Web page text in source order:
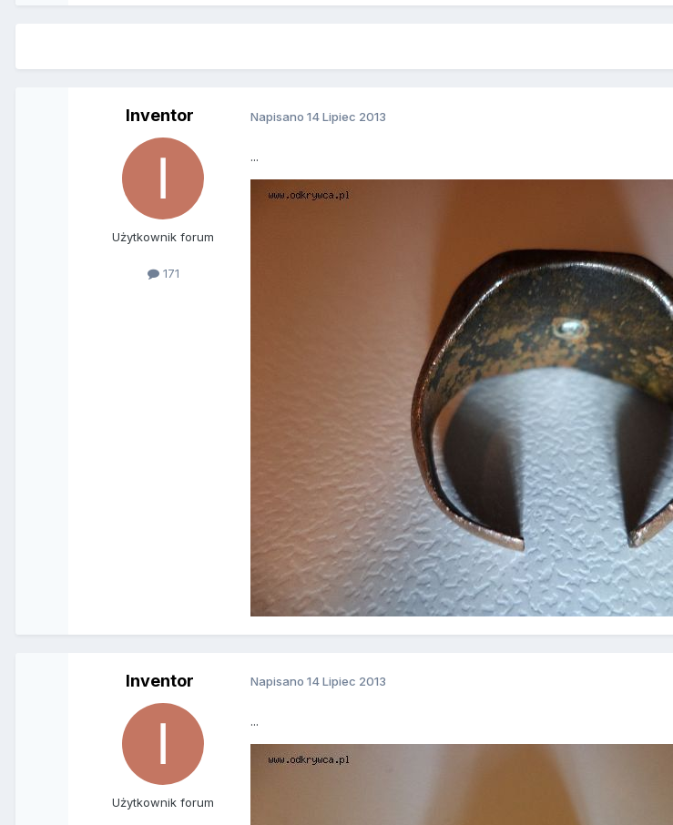
Inventor
Użytkownik forum
171
Napisano14 Lipiec 2013
...
Inventor
Użytkownik forum
Napisano14 Lipiec 2013
...